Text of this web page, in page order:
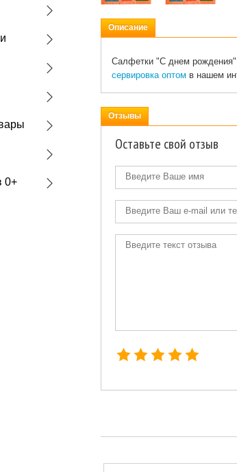
0+
Описание
Салфетки "С днем рождения"
сервировка оптом в нашем
Отзывы
Оставьте свой отзыв